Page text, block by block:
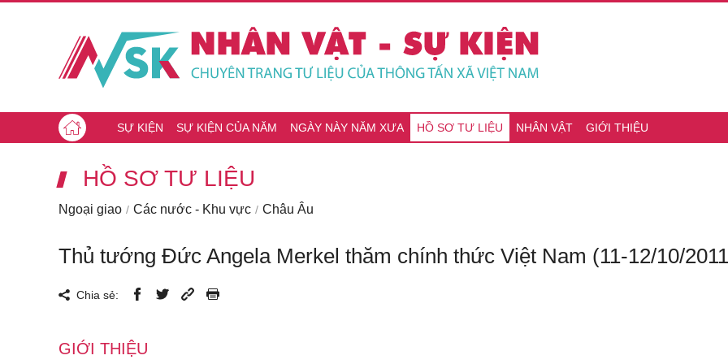
SỰ KIỆN SỰ KIỆN CỦA NĂM NGÀY NÀY NĂM XƯA HỒ SƠ TƯ LIỆU NHÂN VẬT GIỚI THIỆU
HỒ SƠ TƯ LIỆU
Ngoại giao Các nước - Khu vực Châu Âu
Thủ tướng Đức Angela Merkel thăm chính thức Việt Nam (11-12/10/
Chia sẻ:
GIỚI THIỆU